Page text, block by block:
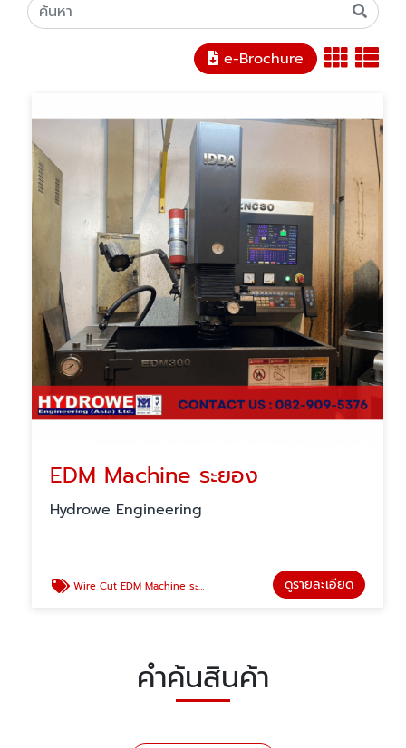
e-Brochure
EDM Machine ระยอง
Hydrowe Engineering
Wire Cut EDM Machine ระยอง ดูรายละเอียด
คำค้นสินค้า